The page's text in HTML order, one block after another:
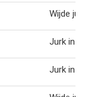
Wijde
Jurk in
Jurk in